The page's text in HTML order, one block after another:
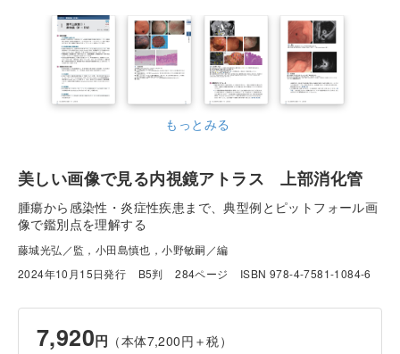
もっとみる
美しい画像で見る内視鏡アトラス 上部消化管
腫瘍から感染性・炎症性疾患まで、典型例とピットフォール画
像で鑑別点を理解する
藤城光弘／監，小田島慎也，小野敏嗣／編
2024年10月15日発行
B5判 284ページ ISBN 978-4-7581-1084-6
7,920円 （本体7,200円＋税）